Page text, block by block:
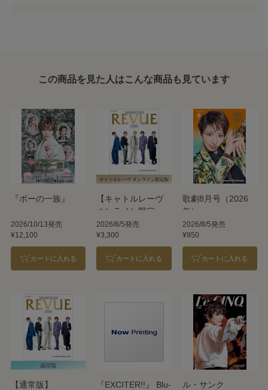
この商品を見た人はこんな商品も見ています
『ポーの一族』
2026/10/13発売
¥12,100
カートに入れる
【キャトルレーヴ
オンライン限定
版】TAKARAZUKA
REVUE 2026
2026/8/5発売
¥3,300
カートに入れる
歌劇8月号（2026
年）
2026/8/5発売
¥950
カートに入れる
【通常版】
『EXCITER!!』 Blu-
ル・サンク